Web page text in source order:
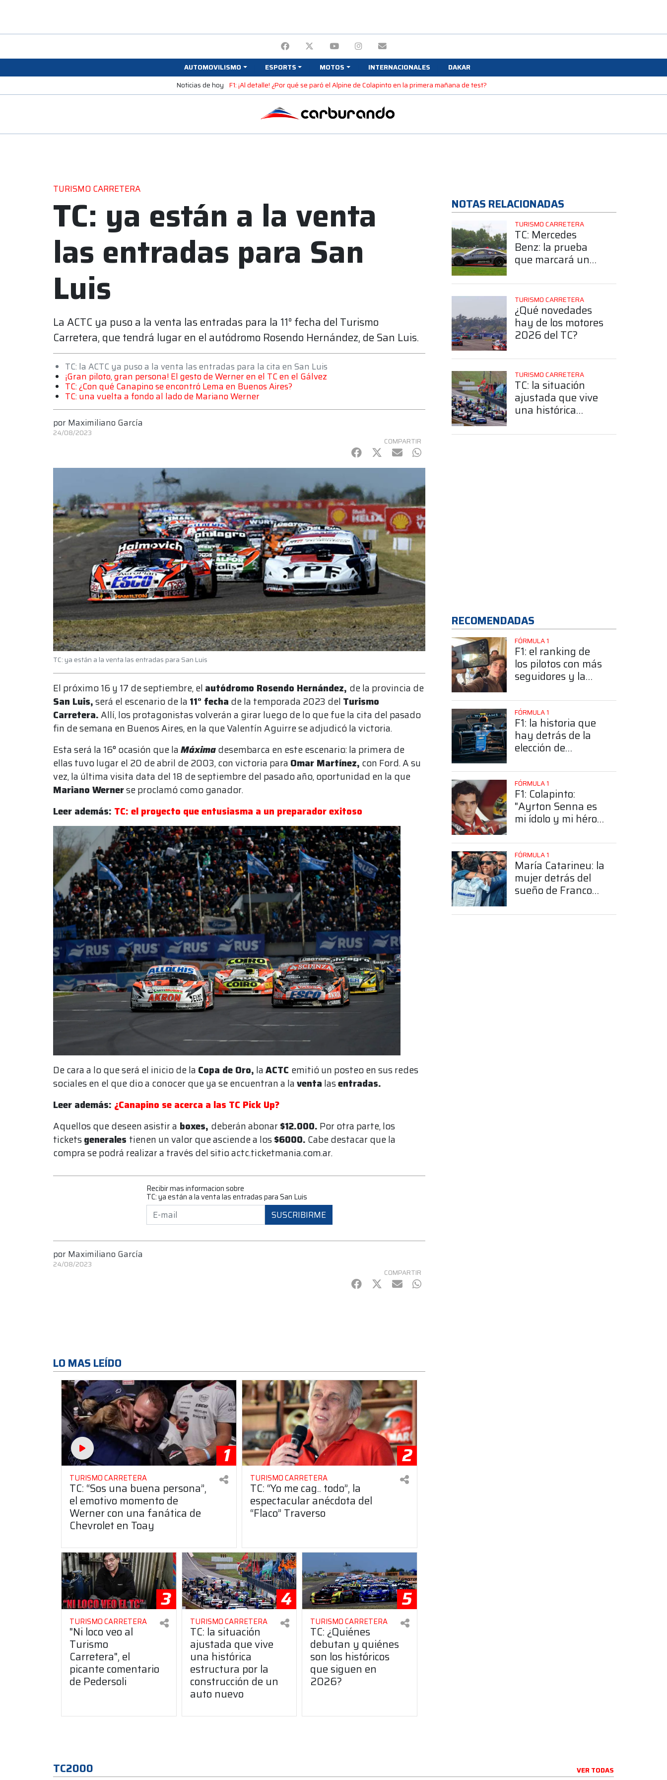
AUTOMOVILISMO ESPORTS MOTOS INTERNACIONALES
DAKAR
Noticias de hoy F1: ¡Al detalle! ¿Por qué se paró el Alpine de Colapinto en la primera mañana de test?
TURISMO CARRETERA
TC: ya están a la venta
las entradas para San
Luis
La ACTC ya puso a la venta las entradas para la 11° fecha del Turismo
Carretera, que tendrá lugar en el autódromo Rosendo Hernández, de San Luis.
TC: la ACTC ya puso a la venta las entradas para la cita en San Luis
¡Gran piloto, gran persona! El gesto de Werner en el TC en el Gálvez
TC: ¿Con qué Canapino se encontró Lema en Buenos Aires?
TC: una vuelta a fondo al lado de Mariano Werner
por Maximiliano García
24/08/2023
COMPARTIR
Facebook
Twitter
mail WhatsApp
TC: ya están a la venta las entradas para San Luis
El próximo 16 y 17 de septiembre, el autódromo Rosendo Hernández, de la provincia de
San Luis,será el escenario de la 11° fecha de la temporada 2023 del Turismo
Carretera.Allí, los protagonistas volverán a girar luego de lo que fue la cita del pasado
fin de semana en Buenos Aires, en la que Valentín Aguirre se adjudicó la victoria.
Esta será la 16° ocasión que laMáximadesembarca en este escenario: la primera de
ellas tuvo lugar el 20 de abril de 2003, con victoria para Omar Martínez, con Ford. A su
vez, la última visita data del 18 de septiembre del pasado año, oportunidad en la que
Mariano Wernerse proclamó como ganador.
Leer además: TC: el proyecto que entusiasma a un preparador exitoso
De cara a lo que será el inicio de la Copa de Oro, laACTC emitió un posteo en sus redes
sociales en el que dio a conocer que ya se encuentran a laventa lasentradas.
Leer además: ¿Canapino se acerca a las TC Pick Up?
Aquellos que deseen asistir a boxes, deberán abonar$12.000. Por otra parte, los
ticketsgenerales tienen un valor que asciende a los$6000. Cabe destacar que la
compra se podrá realizar a través del sitio actc.ticketmania.com.ar.
Recibir mas informacion sobre
TC: ya están a la venta las entradas para San Luis
SUSCRIBIRME
por Maximiliano García
24/08/2023
COMPARTIR
Facebook
Twitter
mail WhatsApp
LO MAS LEÍDO
1
TURISMO CARRETERA
TC: “Sos una buena persona”,
el emotivo momento de
Werner con una fanática de
Chevrolet en Toay
2
TURISMO CARRETERA
TC: “Yo me cag.. todo”, la
espectacular anécdota del
“Flaco” Traverso
3
TURISMO CARRETERA
"Ni loco veo al
Turismo
Carretera", el
picante comentario
de Pedersoli
4
TURISMO CARRETERA
TC: la situación
ajustada que vive
una histórica
estructura por la
construcción de un
auto nuevo
5
TURISMO CARRETERA
TC: ¿Quiénes
debutan y quiénes
son los históricos
que siguen en
2026?
NOTAS RELACIONADAS
TURISMO CARRETERA
TC: Mercedes
Benz: la prueba
que marcará un
después previo a la
cita en El Calafate
TURISMO CARRETERA
¿Qué novedades
hay de los motores
2026 del TC?
TURISMO CARRETERA
TC: la situación
ajustada que vive
una histórica
construcción de un
RECOMENDADAS
FÓRMULA 1
F1: el ranking de
los pilotos con más
seguidores y la
posición de
Colapinto
FÓRMULA 1
F1: la historia que
hay detrás de la
elección de
número 43
FÓRMULA 1
F1: Colapinto:
"Ayrton Senna es
mi ídolo y mi héroe
FÓRMULA 1
María Catarineu: la
mujer detrás del
sueño de Franco
Fórmula 1
TC2000 VER TODAS